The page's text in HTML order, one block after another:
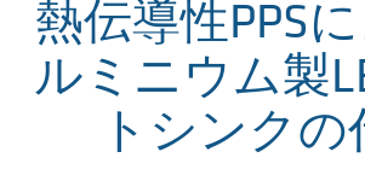
熱伝導性PPS
ルミニウム製
トシンクの